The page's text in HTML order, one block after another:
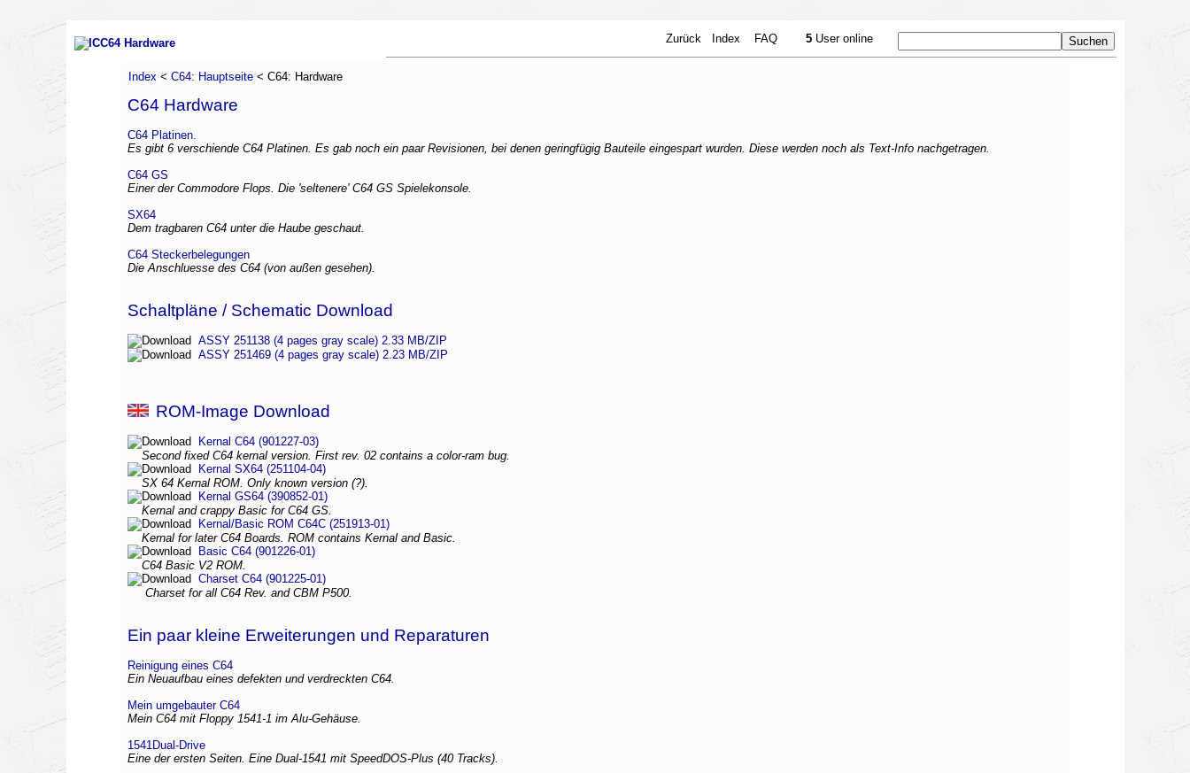
C64 Hardware Zurück Index FAQ 5User online
Index < C64: Hauptseite < C64: Hardware
C64 Hardware
C64 Platinen.
Es gibt 6 verschiende C64 Platinen. Es gab noch ein paar Revisionen, bei denen geringfügig Bauteile eingespart wurden. Diese werden noch als Text-Info nachgetragen.
C64 GS
Einer der Commodore Flops. Die 'seltenere' C64 GS Spielekonsole.
SX64
Dem tragbaren C64 unter die Haube geschaut.
C64 Steckerbelegungen
Die Anschluesse des C64 (von außen gesehen).
Schaltpläne / Schematic Download
ASSY 251138 (4 pages gray scale) 2.33 MB/ZIP
ASSY 251469 (4 pages gray scale) 2.23 MB/ZIP
ROM-Image Download
Kernal C64 (901227-03)
Second fixed C64 kernal version. First rev. 02 contains a color-ram bug.
Kernal SX64 (251104-04)
SX 64 Kernal ROM. Only known version (?).
Kernal GS64 (390852-01)
Kernal and crappy Basic for C64 GS.
Kernal/Basic ROM C64C (251913-01)
Kernal for later C64 Boards. ROM contains Kernal and Basic.
Basic C64 (901226-01)
C64 Basic V2 ROM.
Charset C64 (901225-01)
Charset for all C64 Rev. and CBM P500.
Ein paar kleine Erweiterungen und Reparaturen
Reinigung eines C64
Ein Neuaufbau eines defekten und verdreckten C64.
Mein umgebauter C64
Mein C64 mit Floppy 1541-1 im Alu-Gehäuse.
1541Dual-Drive
Eine der ersten Seiten. Eine Dual-1541 mit SpeedDOS-Plus (40 Tracks).